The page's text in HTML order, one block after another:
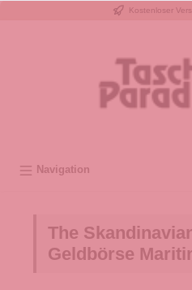
Kostenloser
Navigation
The
Geldbörse